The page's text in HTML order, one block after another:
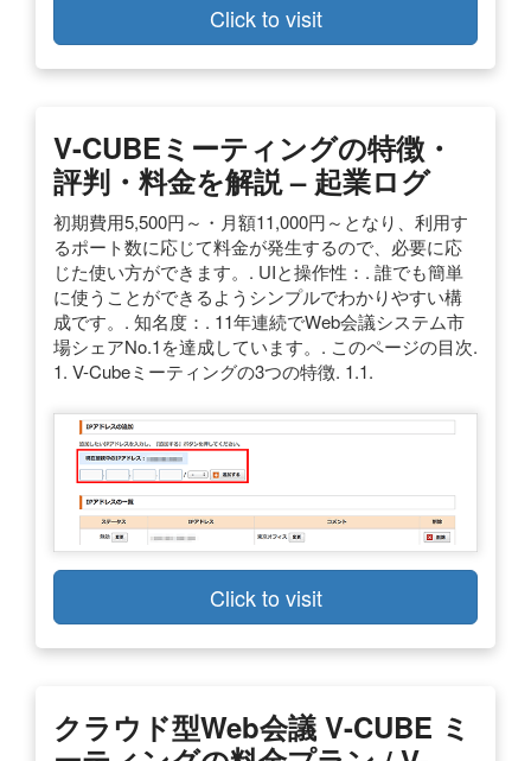
Click to visit
V-CUBEミーティングの特徴・
評判・料金を解説 – 起業ログ
初期費用5,500円～・月額11,000円～となり、利用す
るポート数に応じて料金が発生するので、必要に応
じた使い方ができます。. UIと操作性：. 誰でも簡単
に使うことができるようシンプルでわかりやすい構
成です。. 知名度：. 11年連続でWeb会議システム市
場シェアNo.1を達成しています。. このページの目次.
1. V-Cubeミーティングの3つの特徴. 1.1.
Click to visit
クラウド型Web会議 V-CUBE ミ